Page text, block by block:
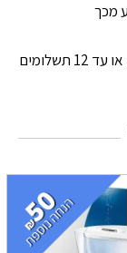
מכך
ניתן לשלם בכרטיס אשראי ב-6 תשלומים שווים, או עד 12 תשלומים